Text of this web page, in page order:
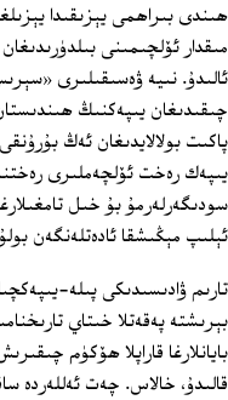
ھىندى بىراھمى يېزىقىدا
مىقدار ئۆلچىمىنى
ئالىدۇ. نىيە ۋەسىقىلىرى
چىقىدىغان يىپەكنىڭ
پاكىت بولالايدىغان ئەڭ
يىپەك رەخت ئۆلچەملىرى
سودىگەرلەرمۇ بۇ خىل
ئېلىپ مېڭىشقا ئادەتلەنگەن
تارىم ۋادىسىدىكى پىلە-
بېرىشتە پەقەتلا خىتاي
بايانلارغا قاراپلا ھۆكۈم
قالىدۇ، خالاس. چەت ئەللەردە